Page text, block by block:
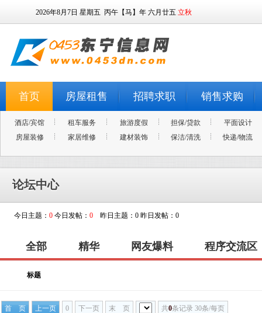
2026年8月7日 星期五 丙午【马】年 六月廿五 立秋
首页 房屋租售 招聘求职 销售求购
酒店/宾馆 租车服务 旅游度假 担保/贷款
平面设计
房屋装修
家居维修 建材装饰 保洁/清洗 快递/物流
论坛中心
今日主题： 0 今日发帖： 0 昨日主题：0 昨日发帖：0
全部 精华 网友爆料 程序交流区
标题
首 页 上一页 0 下一页 末 页 共0条记录 30条/每页